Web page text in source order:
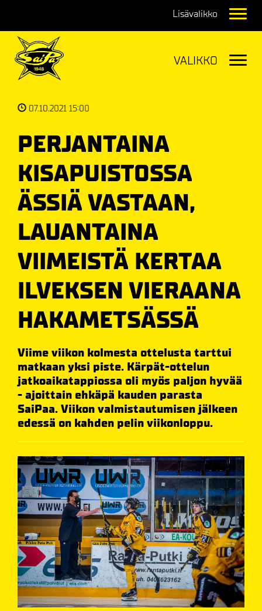
07.10.2021 15:00
PERJANTAINA
KISAPUISTOSSA
ÄSSIÄ VASTAAN,
LAUANTAINA
VIIMEISTÄ KERTAA
ILVEKSEN VIERAANA
HAKAMETSÄSSÄ
Viime viikon kolmesta ottelusta tarttui
matkaan yksi piste. Kärpät-ottelun
jatkoaikatappiossa oli myös paljon hyvää
- ajoittain ehkäpä kauden parasta
SaiPaa. Viikon valmistautumisen jälkeen
edessä on kahden pelin viikonloppu.